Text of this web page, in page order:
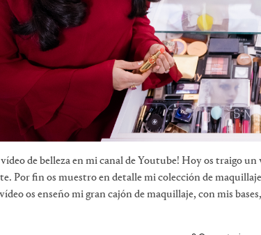
de belleza en mi canal de Youtube! Hoy os traigo
Por fin os muestro en detalle mi colección de
os enseño mi gran cajón de maquillaje, con mis